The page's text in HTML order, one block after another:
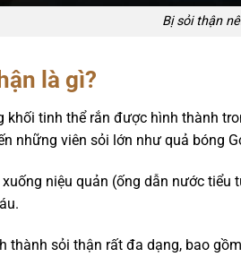
Bị sỏi thận
là gì?
khối tinh thể rắn được hình thành
những viên sỏi lớn như quả bóng
niệu quản (ống dẫn nước
thành sỏi thận rất đa dạng, bao